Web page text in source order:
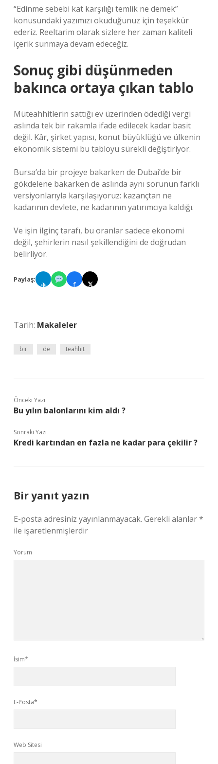
“Edinme sebebi kat karşılığı temlik ne demek”
konusundaki yazımızı okuduğunuz için teşekkür
ederiz. Reeltarim olarak sizlere her zaman kaliteli
içerik sunmaya devam edeceğiz.
Sonuç gibi düşünmeden
bakınca ortaya çıkan tablo
Müteahhitlerin sattığı ev üzerinden ödediği vergi
aslında tek bir rakamla ifade edilecek kadar basit
değil. Kâr, şirket yapısı, konut büyüklüğü ve ülkenin
ekonomik sistemi bu tabloyu sürekli değiştiriyor.
Bursa’da bir projeye bakarken de Dubai’de bir
gökdelene bakarken de aslında aynı sorunun farklı
versiyonlarıyla karşılaşıyoruz: kazançtan ne
kadarının devlete, ne kadarının yatırımcıya kaldığı.
Ve işin ilginç tarafı, bu oranlar sadece ekonomi
değil, şehirlerin nasıl şekillendiğini de doğrudan
belirliyor.
Paylaş:
✈ f 𝕏
Tarih: Makaleler
bir de teahhit
Önceki Yazı
Bu yılın balonlarını kim aldı ?
Sonraki Yazı
Kredi kartından en fazla ne kadar para çekilir ?
Bir yanıt yazın
E-posta adresiniz yayınlanmayacak. Gerekli alanlar*
ile işaretlenmişlerdir
Yorum
İsim*
E-Posta*
Web Sitesi